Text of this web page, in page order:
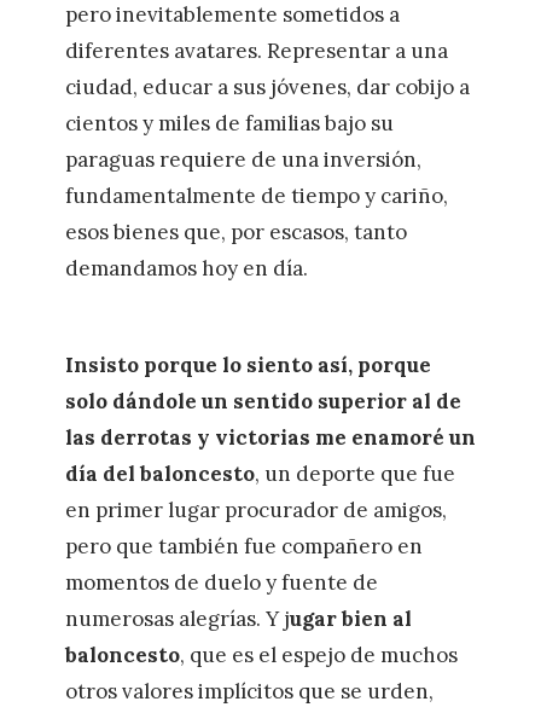
pero inevitablemente sometidos a
diferentes avatares. Representar a una
ciudad, educar a sus jóvenes, dar cobijo a
cientos y miles de familias bajo su
paraguas requiere de una inversión,
fundamentalmente de tiempo y cariño,
esos bienes que, por escasos, tanto
demandamos hoy en día.
Insisto porque lo siento así, porque
solo dándole un sentido superior al de
las derrotas y victorias me enamoré un
día del baloncesto, un deporte que fue
en primer lugar procurador de amigos,
pero que también fue compañero en
momentos de duelo y fuente de
numerosas alegrías. Y jugar bien al
baloncesto, que es el espejo de muchos
otros valores implícitos que se urden,